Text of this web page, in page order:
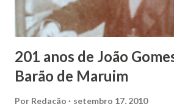
que trabalhar copiosamente fora de
trocas de gorjetas que c...
201 anos de João
Barão de Maruim
Por Redação setembro 17, 2010